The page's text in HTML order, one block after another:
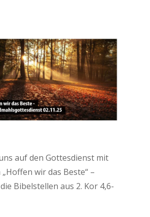
auf den Gottesdienst mit
wir das Beste“ –
Bibelstellen aus 2. Kor 4,6-